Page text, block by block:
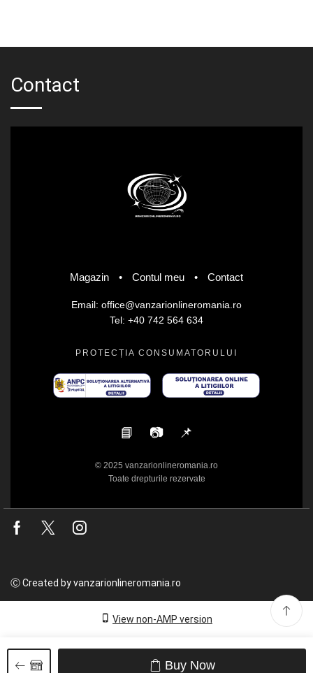
Contact
Magazin • Contul meu • Contact
Email: office@vanzarionlineromania.ro
Tel: +40 742 564 634
PROTECȚIA CONSUMATORULUI
📘 📷 📌
© 2025 vanzarionlineromania.ro
Toate drepturile rezervate
Facebook
Twitter
Ⓒ Created by vanzarionlineromania.ro
View non-AMP version
Buy Now